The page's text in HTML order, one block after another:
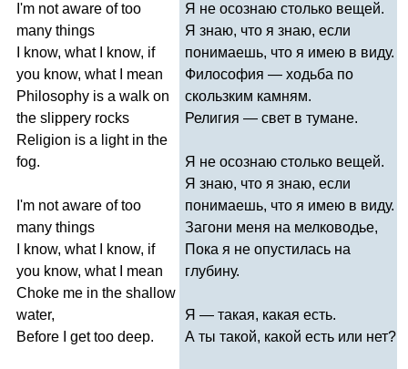
I'm not aware of too
many things
know, what know, if
you know, what
mean
Philosophy is a walk on
the slippery rocks
Religion is a light in the
fog.
I'm not aware of too
many things
know, what know, if
you know, what
mean
Choke me in the shallow
water,
Before
get too deep.
Я не осознаю столько вещей.
Я знаю, что я знаю, если
понимаешь, что я имею в виду.
Философия — ходьба по
скользким камням.
Религия — свет в тумане.
Я не осознаю столько вещей.
Я знаю, что я знаю, если
понимаешь, что я имею в виду.
Загони меня на мелководье,
Пока я не опустилась на
глубину.
Я — такая, какая есть.
А ты такой, какой есть или нет?